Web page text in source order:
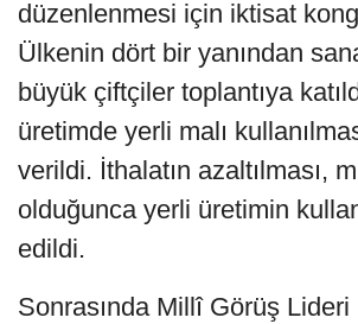
düzenlenmesi için iktisat
Ülkenin dört bir yanından
büyük çiftçiler toplantıya
üretimde yerli malı
verildi. İthalatın azaltılması,
olduğunca yerli üretimin
edildi.
Sonrasında Millî Görüş Lideri